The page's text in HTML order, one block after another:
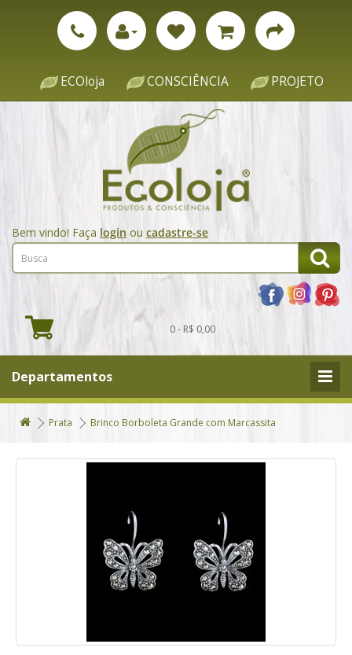
ECOloja CONSCIÊNCIA PROJETO
Bem vindo! Faça login ou cadastre-se
0 - R$ 0,00
Departamentos
Prata Brinco Borboleta Grande com Marcassita